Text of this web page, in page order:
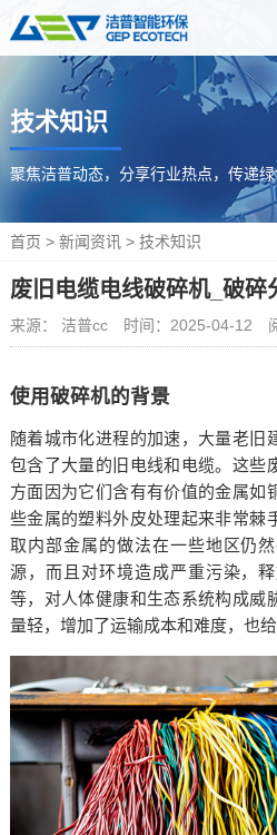
首 页
解决方
服务支
技术知识
聚焦洁普动态，分享行业热点，传递
首页 > 新闻资讯 > 技术知识
废旧电缆电线破碎机_破碎
来源： 洁普cc 时间：2025-04-12
使用破碎机的背景
随着城市化进程的加速，大量老旧
包含了大量的旧电线和电缆。这些
方面因为它们含有有价值的金属如
些金属的塑料外皮处理起来非常棘
取内部金属的做法在一些地区仍
源，而且对环境造成严重污染，
等，对人体健康和生态系统构成威
量轻，增加了运输成本和难度，也